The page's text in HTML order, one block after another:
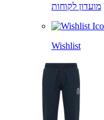
מועדון לקוחות
Wishlist